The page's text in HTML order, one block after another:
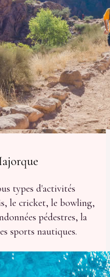
types d'activités
le cricket, le bowling,
pédestres, la
sports nautiques.